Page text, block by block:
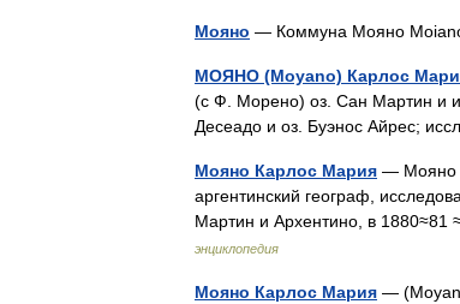
Мояно — Коммуна Мояно
МОЯНО (Moyano) Карлос
(с Ф. Морено) оз. Сан Мартин и
Десеадо и оз. Буэнос Айрес;
Мояно Карлос Мария — Мояно
аргентинский географ,
Мартин и Архентино, в 1880≈81
энциклопедия
Мояно Карлос Мария —